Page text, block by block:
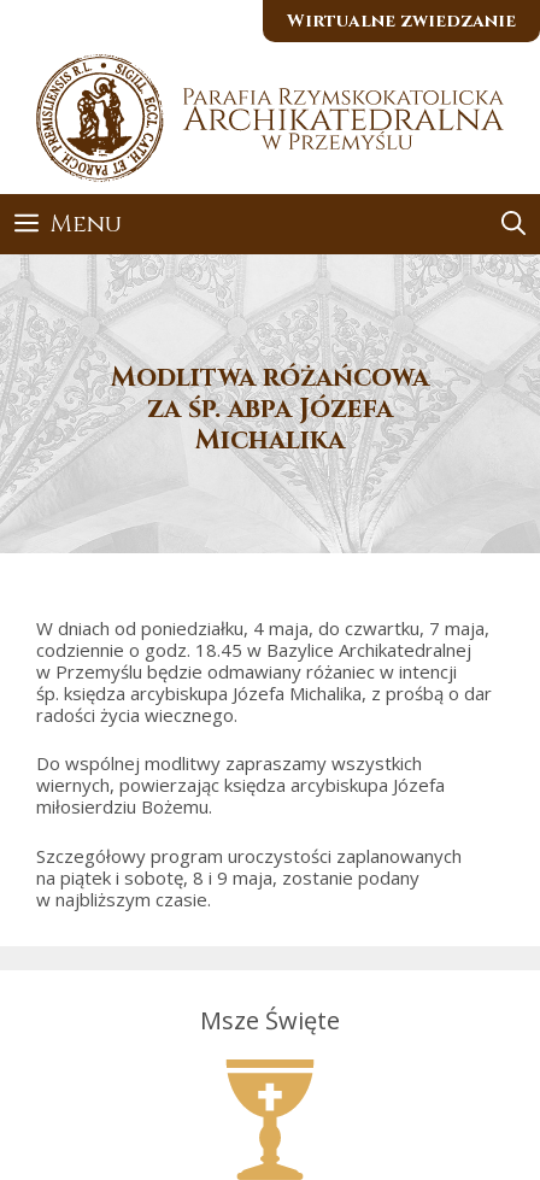
Wirtualne zwiedzanie
Menu
Modlitwa różańcowa
za śp. abpa Józefa
Michalika
W dniach od poniedziałku, 4 maja, do czwartku, 7 maja,
codziennie o godz. 18.45 w Bazylice Archikatedralnej
w Przemyślu będzie odmawiany różaniec w intencji
śp. księdza arcybiskupa Józefa Michalika, z prośbą o dar
radości życia wiecznego.
Do wspólnej modlitwy zapraszamy wszystkich
wiernych, powierzając księdza arcybiskupa Józefa
miłosierdziu Bożemu.
Szczegółowy program uroczystości zaplanowanych
na piątek i sobotę, 8 i 9 maja, zostanie podany
w najbliższym czasie.
Msze Święte